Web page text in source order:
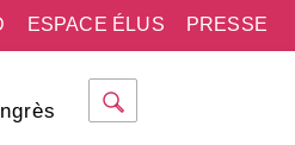
PRESSE
ESPACE ÉLUS